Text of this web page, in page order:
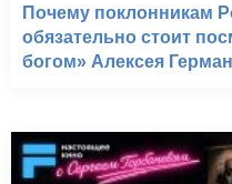
Почему поклонникам
обязательно стоит
богом» Алексея